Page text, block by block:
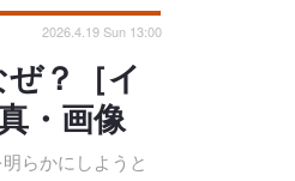
？［イ
・画像
らかにしようと
2026.4.19 Sun 13:00